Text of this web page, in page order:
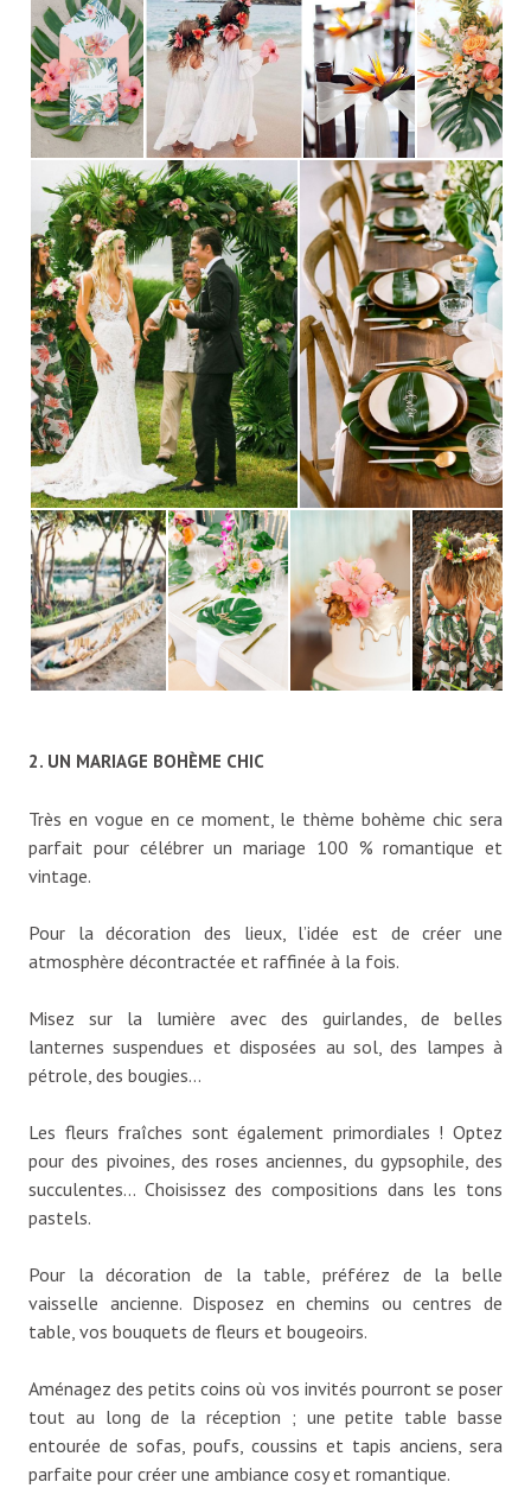
2. UN MARIAGE BOHÈME CHIC
Très en vogue en ce moment, le thème bohème chic sera
parfait pour célébrer un mariage 100 % romantique et
vintage.
Pour la décoration des lieux, l’idée est de créer une
atmosphère décontractée et raffinée à la fois.
Misez sur la lumière avec des guirlandes, de belles
lanternes suspendues et disposées au sol, des lampes à
pétrole, des bougies…
Les fleurs fraîches sont également primordiales ! Optez
pour des pivoines, des roses anciennes, du gypsophile, des
succulentes… Choisissez des compositions dans les tons
pastels.
Pour la décoration de la table, préférez de la belle
vaisselle ancienne. Disposez en chemins ou centres de
table, vos bouquets de fleurs et bougeoirs.
Aménagez des petits coins où vos invités pourront se poser
tout au long de la réception ; une petite table basse
entourée de sofas, poufs, coussins et tapis anciens, sera
parfaite pour créer une ambiance cosy et romantique.